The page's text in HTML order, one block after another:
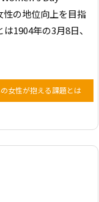
性の地位向上を目指
は1904年の3月8日、
女性が抱える課題とは